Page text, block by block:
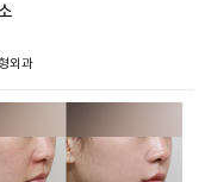
외과